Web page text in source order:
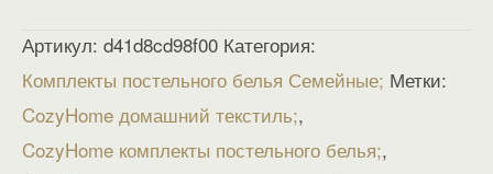
Артикул: d41d8cd98f00 Категория:
Комплекты постельного белья Семейные Метки:
CozyHome домашний текстиль ,
CozyHome комплекты постельного белья ,